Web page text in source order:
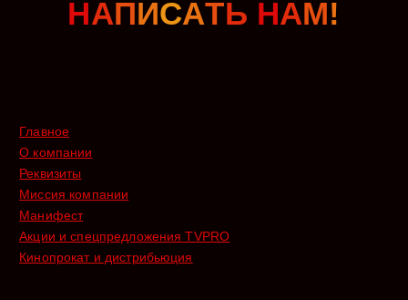
НАПИСАТЬ НАМ!
Главное
О компании
Реквизиты
Миссия компании
Манифест
Акции и спецпредложения TVPRO
Кинопрокат и дистрибьюция